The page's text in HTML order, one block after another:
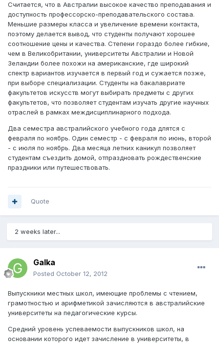
Считается, что в Австралии высокое качество преподавания и
доступность профессорско-преподавательского состава.
Меньшие размеры класса и увеличение времени контакта,
поэтому делается вывод, что студенты получают хорошее
соотношение цены и качества. Степени гораздо более гибкие,
чем в Великобритании, университеты Австралии и Новой
Зеландии более похожи на американские, где широкий
спектр вариантов изучается в первый год и сужается позже,
при выборе специализации. Студенты на бакалавриате
факультетов искусств могут выбирать предметы с других
факультетов, что позволяет студентам изучать другие научных
отраслей в рамках междисциплинарного подхода.
Два семестра австралийского учебного года длятся с
февраля по ноябрь. Один семестр - с февраля по июнь, второй
- с июля по ноябрь. Два месяца летних каникул позволяет
студентам съездить домой, отпраздновать рождественские
праздники или путешествовать.
Quote
2 weeks later...
Galka
Posted October 12, 2012
Выпускники местных школ, имеющие проблемы с чтением,
грамотностью и арифметикой зачисляются в австралийские
университеты на педагогические курсы.
Средний уровень успеваемости выпускников школ, на
основании которого идет зачисление в университеты, в